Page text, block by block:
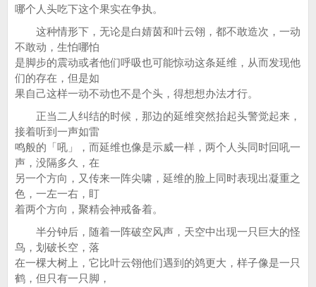
哪个人头吃下这个果实在争执。
这种情形下，无论是白婧茵和叶云翎，都不敢造次，一动
不敢动，生怕哪怕
是脚步的震动或者他们呼吸也可能惊动这条延维，从而发现他
们的存在，但是如
果自己这样一动不动也不是个头，得想想办法才行。
正当二人纠结的时候，那边的延维突然抬起头警觉起来，
接着听到一声如雷
鸣般的「吼」，而延维也像是示威一样，两个人头同时回吼一
声，没隔多久，在
另一个方向，又传来一阵尖啸，延维的脸上同时表现出凝重之
色，一左一右，盯
着两个方向，聚精会神戒备着。
半分钟后，随着一阵破空风声，天空中出现一只巨大的怪
鸟，划破长空，落
在一棵大树上，它比叶云翎他们遇到的䴔更大，样子像是一只
鹤，但只有一只脚，